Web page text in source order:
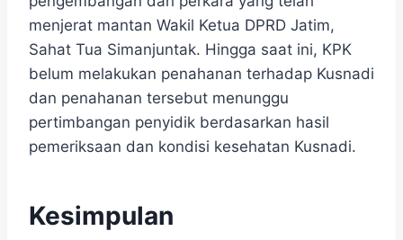
menjerat mantan Wakil Ketua DPRD Jatim,
Sahat Tua Simanjuntak. Hingga saat ini, KPK
belum melakukan penahanan terhadap Kusnadi
dan penahanan tersebut menunggu
pertimbangan penyidik berdasarkan hasil
pemeriksaan dan kondisi kesehatan Kusnadi.
Kesimpulan